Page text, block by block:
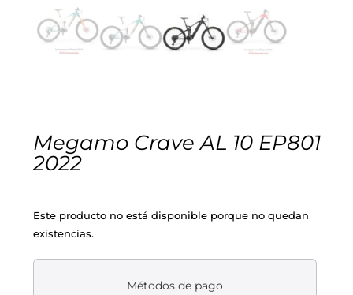
Eléctricas
Montajes a la Carta
Segunda mano
Pedales
Ruedas
Sillines
Suspensión
Manillares
Gafas
Puños y cintas
Luces
Bombas
Portabidones
Equipaciones gr-100
Ropa
Guantes
Calcetines
Varios
REBAJAS
Megamo Crave AL 10 EP801
2022
Este producto no está disponible porque no quedan
existencias.
Métodos de pago